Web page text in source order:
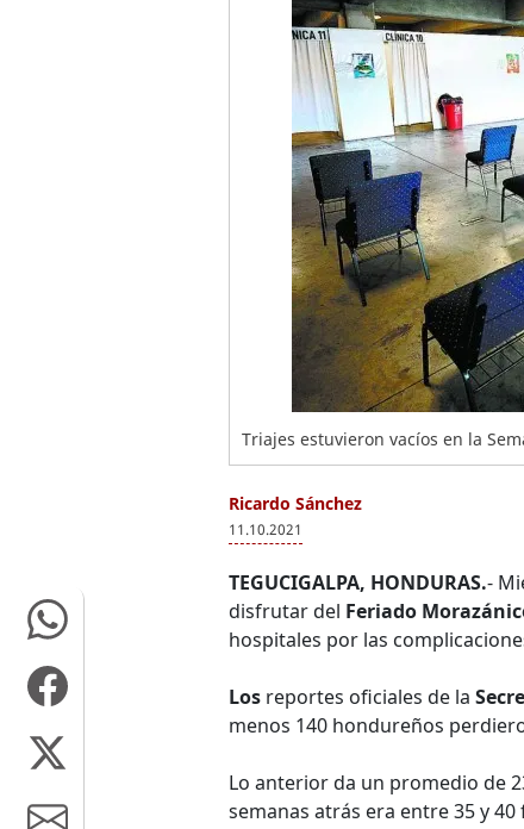
Triajes estuvieron vacíos en la
Ricardo Sánchez
11.10.2021
TEGUCIGALPA, HONDURAS.-
disfrutar del Feriado
hospitales por las
Los reportes oficiales de la
menos 140 hondureños
Lo anterior da un promedio de
semanas atrás era entre 35 y